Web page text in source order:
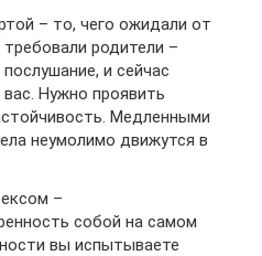
– то, чего ожидали от
требовали родители –
и сейчас
Нужно проявить
Медленными
неумолимо движутся в
–
собой на самом
вы испытываете